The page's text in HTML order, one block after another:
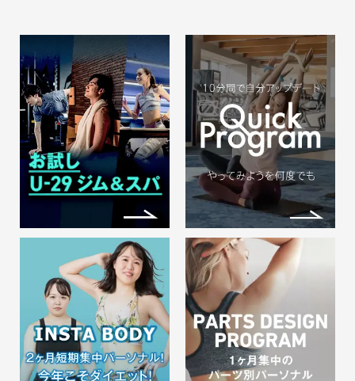
調布 ピックルボール 会員様
も会員でない方も 話題のスポ
ーツ
ご予約はコチラ 詳しくはこちら↓↓↓
ピックルボー…
2026.08.01
購入期限迫る！！2026年夏季
ビジターチケット販売のお知ら
せ
メガロス調布をお試しで使ってみた
い方！！ 「202…
2026.04.01
各種イベント申込について
WEB申し込みイベントの申し込みは
下記からお願いい…